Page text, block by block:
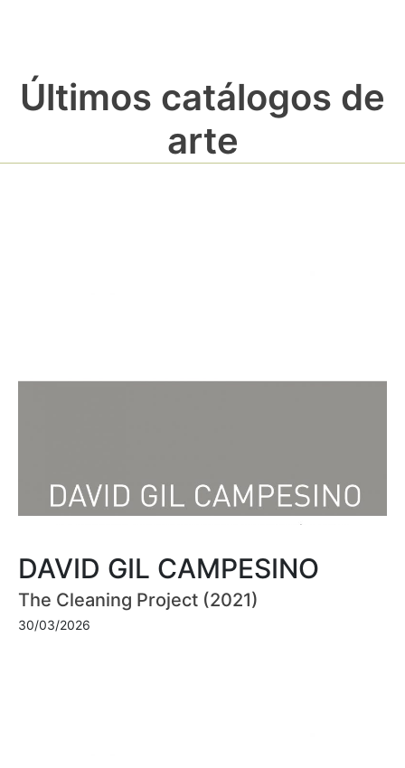
Últimos catálogos de
arte
DAVID GIL CAMPESINO
The Cleaning Project (2021)
30/03/2026